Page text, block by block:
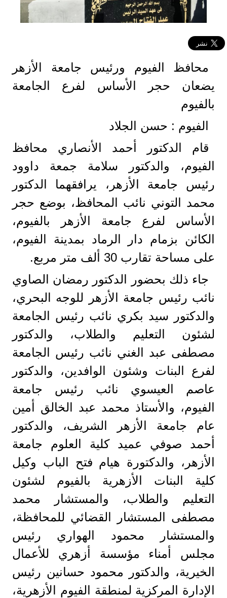
محافظ الفيوم ورئيس جامعة الأزهر
يضعان حجر الأساس لفرع الجامعة
بالفيوم
الفيوم : حسن الجلاد
قام الدكتور أحمد الأنصاري محافظ
الفيوم، والدكتور سلامة جمعة داوود
رئيس جامعة الأزهر، يرافقهما الدكتور
محمد التوني نائب المحافظ، بوضع حجر
الأساس لفرع جامعة الأزهر بالفيوم،
الكائن بزمام دار الرماد بمدينة الفيوم،
على مساحة تقارب 30 ألف متر مربع.
جاء ذلك بحضور الدكتور رمضان الصاوي
نائب رئيس جامعة الأزهر للوجه البحري،
والدكتور سيد بكري نائب رئيس الجامعة
لشئون التعليم والطلاب، والدكتور
مصطفى عبد الغني نائب رئيس الجامعة
لفرع البنات وشئون الوافدين، والدكتور
عاصم العيسوي نائب رئيس جامعة
الفيوم، والأستاذ محمد عبد الخالق أمين
عام جامعة الأزهر الشريف، والدكتور
أحمد صوفي عميد كلية العلوم جامعة
الأزهر، والدكتورة هيام فتح الباب وكيل
كلية البنات الأزهرية بالفيوم لشئون
التعليم والطلاب، والمستشار محمد
مصطفى المستشار القضائي للمحافظة،
والمستشار محمود الهواري رئيس
مجلس أمناء مؤسسة أزهري للأعمال
الخيرية، والدكتور محمود حسانين رئيس
الإدارة المركزية لمنطقة الفيوم الأزهرية،